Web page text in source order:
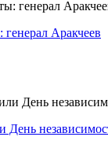
Аракчеев
День